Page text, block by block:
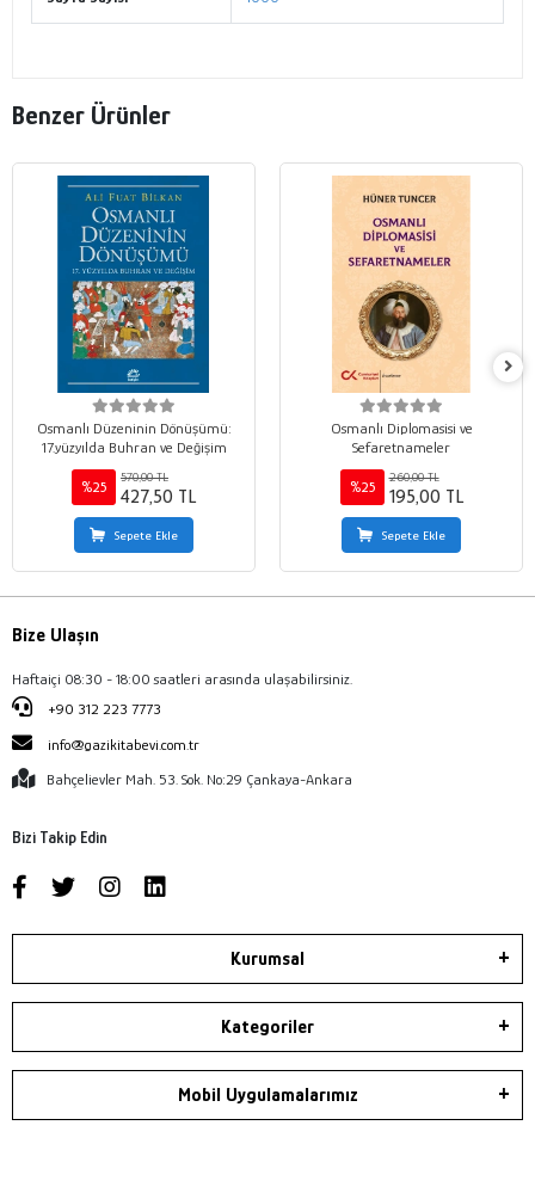
Benzer Ürünler
Osmanlı Düzeninin Dönüşümü:
17.yüzyılda Buhran ve Değişim
%25
570,00 TL
427,50 TL
Sepete Ekle
Osmanlı Diplomasisi ve
Sefaretnameler
%25
260,00 TL
195,00 TL
Sepete Ekle
Bize Ulaşın
Haftaiçi 08:30 - 18:00 saatleri arasında ulaşabilirsiniz.
+90 312 223 7773
info@gazikitabevi.com.tr
Bahçelievler Mah. 53. Sok. No:29 Çankaya-Ankara
Bizi Takip Edin
Kurumsal
Kategoriler
Mobil Uygulamalarımız